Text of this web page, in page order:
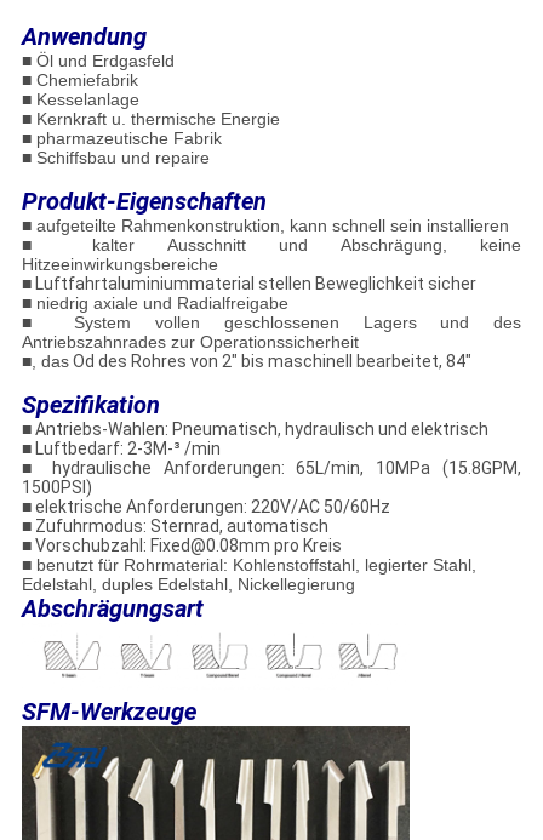
Anwendung
■ Öl und Erdgasfeld
■ Chemiefabrik
■ Kesselanlage
■ Kernkraft u. thermische Energie
■ pharmazeutische Fabrik
■ Schiffsbau und repaire
Produkt-Eigenschaften
■ aufgeteilte Rahmenkonstruktion, kann schnell sein installieren
■
kalter Ausschnitt und Abschrägung, keine
Hitzeeinwirkungsbereiche
■Luftfahrtaluminiummaterial stellen Beweglichkeit sicher
■ niedrig axiale und Radialfreigabe
■ System vollen geschlossenen Lagers und des
Antriebszahnrades zur Operationssicherheit
■, dasOd des Rohres von 2" bis maschinell bearbeitet, 84"
Spezifikation
■Antriebs-Wahlen: Pneumatisch, hydraulisch und elektrisch
■Luftbedarf: 2-3M-³ /min
■
hydraulische Anforderungen: 65L/min, 10MPa (15.8GPM,
1500PSI)
■elektrische Anforderungen: 220V/AC 50/60Hz
■Zufuhrmodus: Sternrad, automatisch
■Vorschubzahl: Fixed@0.08mm pro Kreis
■ benutzt für Rohrmaterial: Kohlenstoffstahl, legierter Stahl,
Edelstahl, duples Edelstahl, Nickellegierung
Abschrägungsart
SFM-Werkzeuge